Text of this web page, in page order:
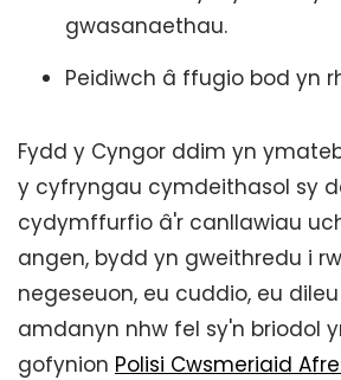
gwasanaethau.
Peidiwch â ffugio bod yn
Fydd y Cyngor ddim yn
y cyfryngau cymdeithasol sy
cydymffurfio â'r canllawiau
angen, bydd yn gweithredu i
negeseuon, eu cuddio, eu
amdanyn nhw fel sy'n briodol
gofynion Polisi Cwsmeriaid